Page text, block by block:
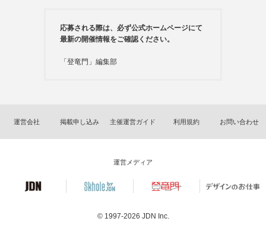
応募される際は、必ず公式ホームページにて
最新の開催情報をご確認ください。
「登竜門」編集部
運営会社 掲載申し込み 主催運営ガイド 利用規約 お問い合わせ
運営メディア
© 1997-2026 JDN Inc.